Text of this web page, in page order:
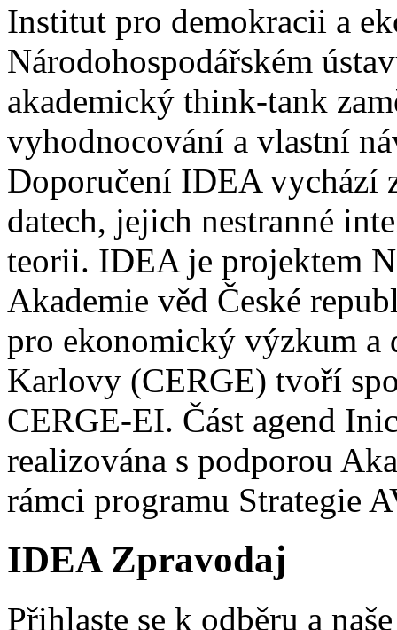
Institut pro demokracii a
Národohospodářském
akademický think-tank
vyhodnocování a vlastní
Doporučení IDEA vychází
datech, jejich nestranné
teorii. IDEA je projektem
Akademie věd České
pro ekonomický výzkum
Karlovy (CERGE) tvoří
CERGE-EI. Část agend
realizována s podporou
rámci programu Strategie
IDEA Zpravodaj
Přihlaste se k odběru a